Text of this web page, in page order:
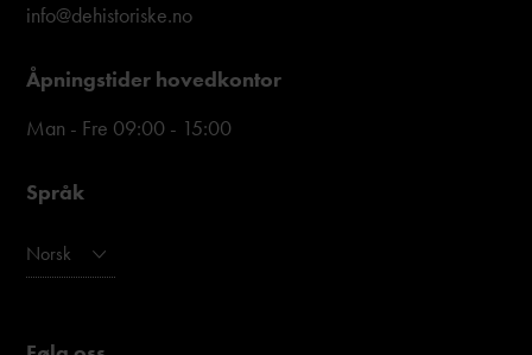
info@dehistoriske.no
Åpningstider hovedkontor
Man - Fre 09:00 - 15:00
Språk
Norsk